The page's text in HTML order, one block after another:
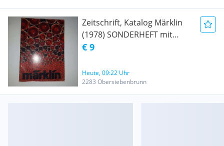
Zeitschrift, Katalog Märklin
(1978) SONDERHEFT mit
Nachdruck aus 1934
€ 9
Heute, 09:22 Uhr
2283 Obersiebenbrunn